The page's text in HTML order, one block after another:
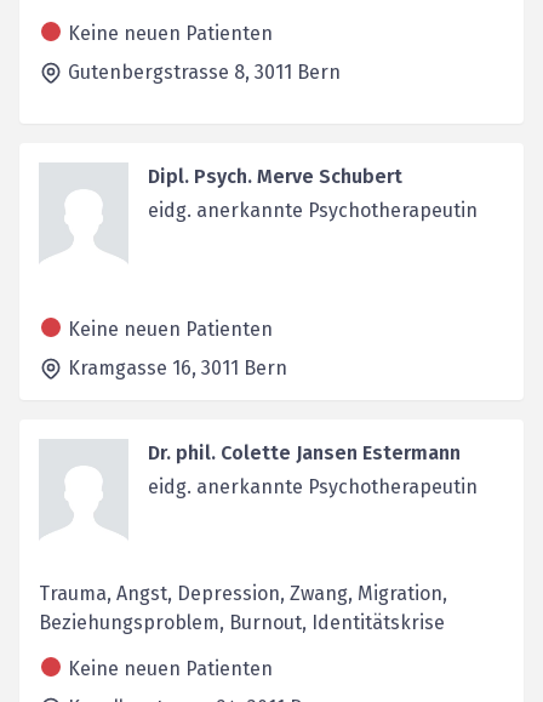
Keine neuen Patienten
Gutenbergstrasse 8, 3011 Bern
Dipl. Psych. Merve Schubert
eidg. anerkannte Psychotherapeutin
Keine neuen Patienten
Kramgasse 16, 3011 Bern
Dr. phil. Colette Jansen Estermann
eidg. anerkannte Psychotherapeutin
Trauma, Angst, Depression, Zwang, Migration,
Beziehungsproblem, Burnout, Identitätskrise
Keine neuen Patienten